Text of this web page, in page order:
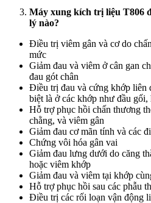
Máy xung kích trị liệu T806
lý nào?
Điều trị viêm gân và cơ do
mức
Giảm đau và viêm ở cân gan
đau gót chân
Điều trị đau và cứng khớp liên
biệt là ở các khớp như đầu gối,
Hỗ trợ phục hồi chấn thương
chằng, và viêm gân
Giảm đau cơ mãn tính và các
Chứng vôi hóa gân vai
Giảm đau lưng dưới do căng
hoặc viêm khớp
Giảm đau và viêm tại khớp
Hỗ trợ phục hồi sau các phẫu
Điều trị các rối loạn vận động